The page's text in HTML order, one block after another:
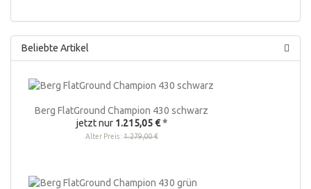
Beliebte Artikel
Berg FlatGround Champion 430 schwarz
jetzt nur 1.215,05 € *
Alter Preis:1.279,00 €